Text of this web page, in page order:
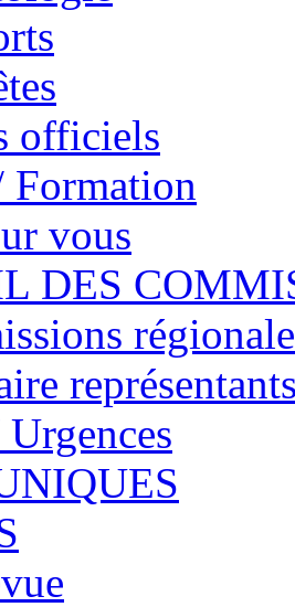
officiels
Formation
vous
DES